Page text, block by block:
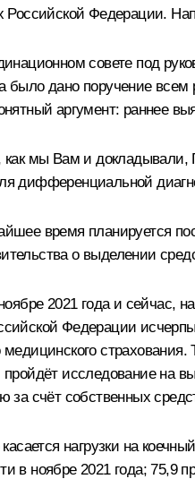
Российской Федерации.
совете под
было дано поручение всем
аргумент: раннее
мы Вам и докладывали,
дифференциальной
время планируется
о выделении
2021 года и сейчас,
Федерации
медицинского
пройдёт исследование на
за счёт собственных
касается нагрузки на
в ноябре 2021 года; 75,9